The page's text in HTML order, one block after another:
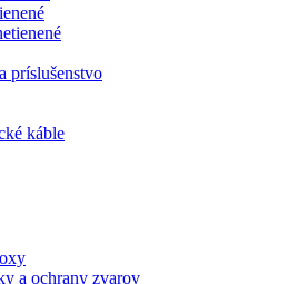
príslušenstvo
káble
a ochrany zvarov